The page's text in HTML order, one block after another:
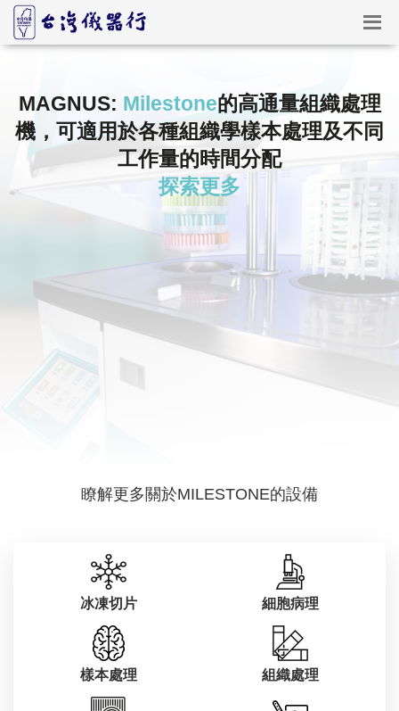
MAGNUS: Milestone的高通量組織處理
機，可適用於各種組織學樣本處理及不同
工作量的時間分配
探索更多
瞭解更多關於MILESTONE的設備
冰凍切片 細胞病理
樣本處理 組織處理